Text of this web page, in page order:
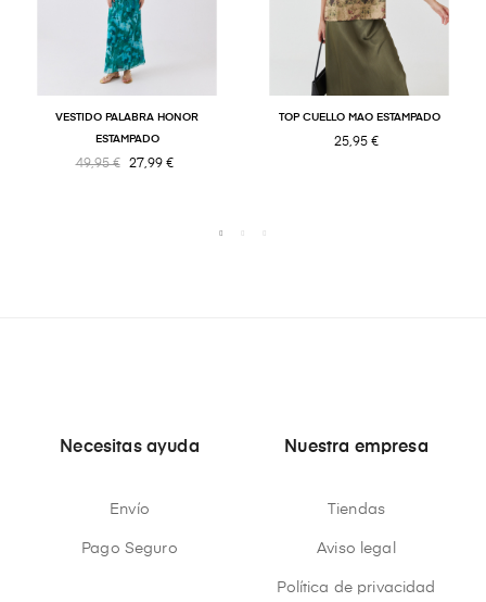
VESTIDO PALABRA HONOR
ESTAMPADO
49,95 € 27,99 €
TOP CUELLO MAO ESTAMPADO
25,95 €
Necesitas ayuda
Envío
Pago Seguro
Nuestra empresa
Tiendas
Aviso legal
Política de privacidad